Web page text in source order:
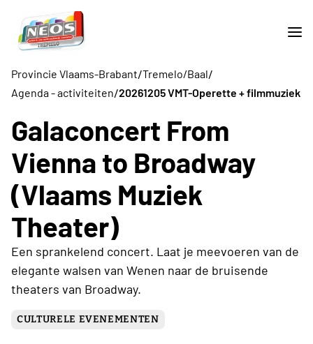
Provincie Vlaams-Brabant/Tremelo/Baal/
Agenda - activiteiten/20261205 VMT-Operette + filmmuziek
Galaconcert From
Vienna to Broadway
(Vlaams Muziek
Theater)
Een sprankelend concert. Laat je meevoeren van de
elegante walsen van Wenen naar de bruisende
theaters van Broadway.
CULTURELE EVENEMENTEN